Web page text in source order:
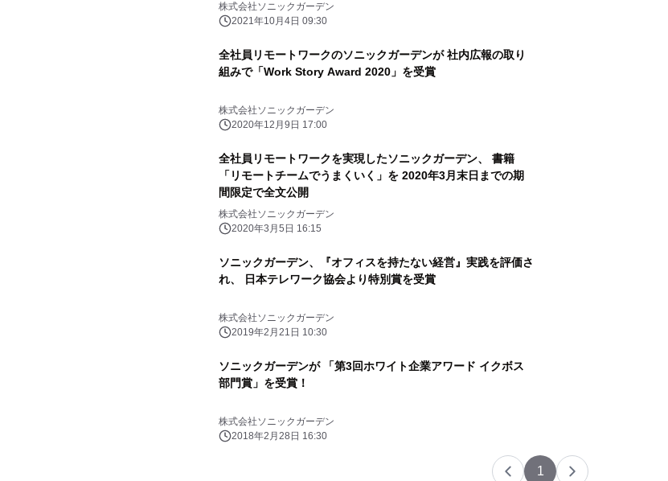
株式会社ソニックガーデン
2021年10月4日 09:30
全社員リモートワークのソニックガーデンが 社内広報の取り
組みで「Work Story Award 2020」を受賞
株式会社ソニックガーデン
2020年12月9日 17:00
全社員リモートワークを実現したソニックガーデン、 書籍
「リモートチームでうまくいく」を 2020年3月末日までの期
間限定で全文公開
株式会社ソニックガーデン
2020年3月5日 16:15
ソニックガーデン、『オフィスを持たない経営』実践を評価さ
れ、 日本テレワーク協会より特別賞を受賞
株式会社ソニックガーデン
2019年2月21日 10:30
ソニックガーデンが 「第3回ホワイト企業アワード イクボス
部門賞」を受賞！
株式会社ソニックガーデン
2018年2月28日 16:30
1